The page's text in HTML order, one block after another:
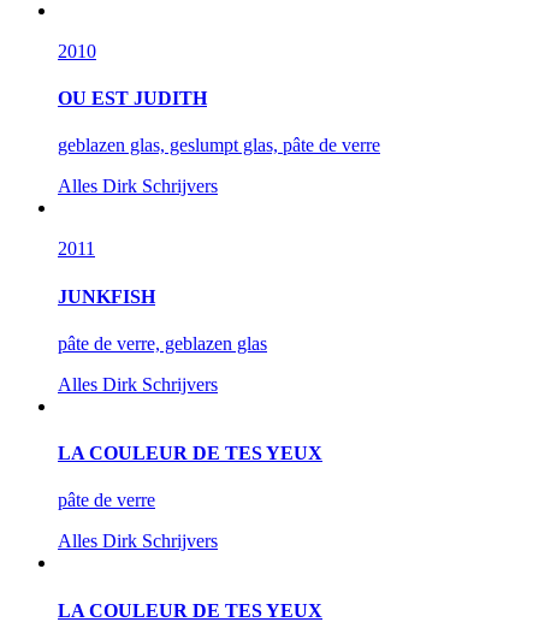
2010
OU EST JUDITH
geblazen glas, geslumpt glas, pâte de verre
Alles Dirk Schrijvers
2011
JUNKFISH
pâte de verre, geblazen glas
Alles Dirk Schrijvers
LA COULEUR DE TES YEUX
pâte de verre
Alles Dirk Schrijvers
LA COULEUR DE TES YEUX